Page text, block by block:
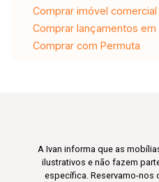
Comprar imóvel
Comprar lançamentos em
Comprar com Permuta
A Ivan informa que as
ilustrativos e não fazem
específica. Reservamo-nos